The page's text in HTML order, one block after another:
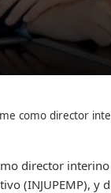
como director
director interino
(INJUPEMP),